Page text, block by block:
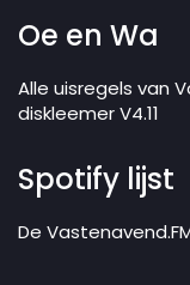
Oe en Wa
Alle uisregels van
diskleemer V4.11
Spotify lijst
De